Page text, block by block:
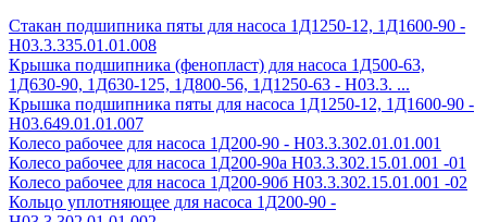
Стакан подшипника пяты для насоса 1Д1250-12, 1Д1600-90 -
Н03.3.335.01.01.008
Крышка подшипника (фенопласт) для насоса 1Д500-63,
1Д630-90, 1Д630-125, 1Д800-56, 1Д1250-63 - Н03.3. ...
Крышка подшипника пяты для насоса 1Д1250-12, 1Д1600-90 -
Н03.649.01.01.007
Колесо рабочее для насоса 1Д200-90 - H03.3.302.01.01.001
Колесо рабочее для насоса 1Д200-90а H03.3.302.15.01.001 -01
Колесо рабочее для насоса 1Д200-90б H03.3.302.15.01.001 -02
Кольцо уплотняющее для насоса 1Д200-90 -